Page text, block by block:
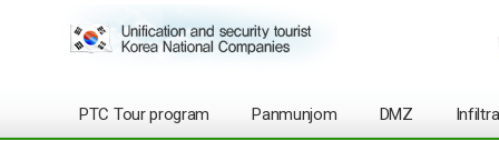
PTC Tour program Panmunjom DMZ